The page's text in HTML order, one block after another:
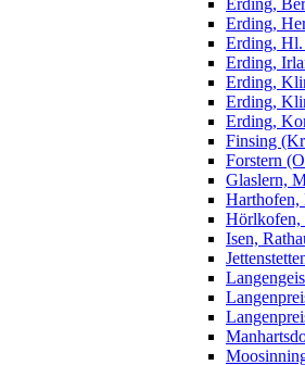
Erding,
Erding,
Erding,
Erding,
Erding,
Erding,
Erding,
Finsing
Forstern
Glaslern,
Harthofen,
Hörlkofen,
Isen,